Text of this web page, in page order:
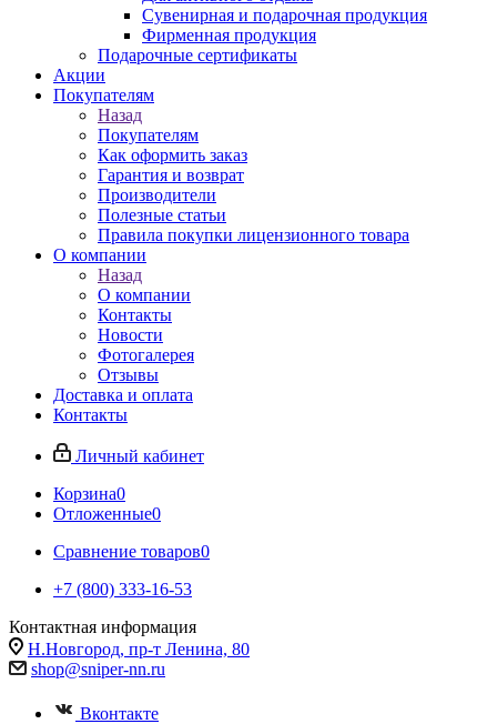
Сувенирная и подарочная продукция
Фирменная продукция
Подарочные сертификаты
Акции
Покупателям
Назад
Покупателям
Как оформить заказ
Гарантия и возврат
Производители
Полезные статьи
Правила покупки лицензионного товара
О компании
Назад
О компании
Контакты
Новости
Фотогалерея
Отзывы
Доставка и оплата
Контакты
Личный кабинет
Корзина0
Отложенные0
Сравнение товаров0
+7 (800) 333-16-53
Контактная информация
Н.Новгород, пр-т Ленина, 80
shop@sniper-nn.ru
Вконтакте